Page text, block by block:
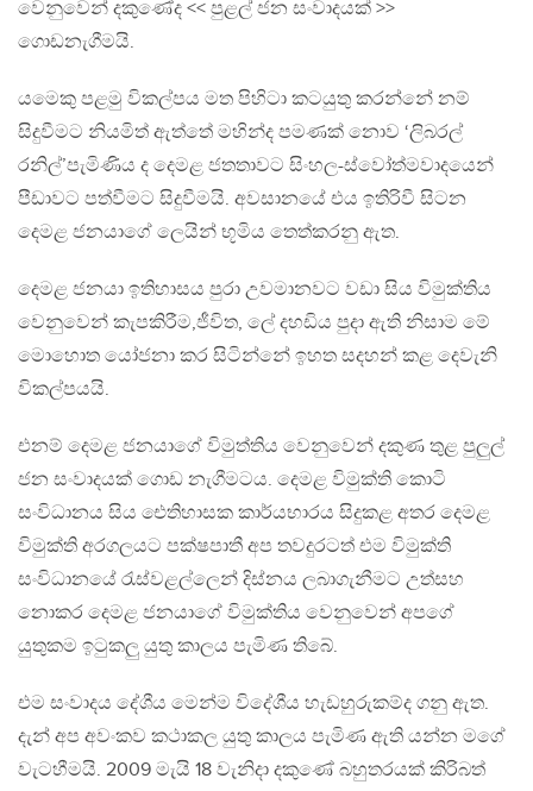
වෙනුවෙන් දකුණේද << පුළල් ජන සංවාදයක් >>
ගොඩනැගීමයි.
යමෙකු පළමු විකල්පය මත පිහිටා කටයුතු කරන්නේ නම්
සිදුවීමට නියමිත් ඇත්තේ මහින්ද පමණක් නොව ‘ලිබරල්
රනිල්’පැමිණිය ද දෙමළ ජතතාවට සිංහල-ස්වෝත්මවාදයෙන්
පීඩාවට පත්වීමට සිදුවීමයි. අවසානයේ එය ඉතිරිවී සිටන
දෙමළ ජනයාගේ ලෙයින් භූමිය තෙත්කරනු ඇත.
දෙමළ ජනයා ඉතිහාසය පුරා උවමානවට වඩා සිය විමුක්තිය
වෙනුවෙන් කැපකිරීම,ජීවිත, ලේ දහඩිය පුදා ඇති නිසාම මේ
මොහොත යෝජනා කර සිටින්නේ ඉහත සදහන් කළ දෙවැනි
විකල්පයයි.
එනම් දෙමළ ජනයාගේ විමුත්තිය වෙනුවෙන් දකුණ තුළ පුලුල්
ජන සංවාදයක් ගොඩ නැගීමටය. දෙමළ විමුක්ති කොටි
සංවිධානය සිය ඓතිහාසක කාර්යභාරය සිදුකළ අතර දෙමළ
විමුක්ති අරගලයට පක්ෂපාතී අප තවදුරටත් එම විමුක්ති
සංවිධානයේ රැස්වළල්ලෙන් දිස්නය ලබාගැනීමට උත්සහ
නොකර දෙමළ ජනයා​ගේ විමුක්තිය වෙනුවෙන් අපගේ
යුතුකම ඉටුකලු යුතු කාලය පැමිණ තිබේ.
​එම සංවාදය දේශීය මෙන්ම විදේශීය හැඩහුරුකම්ද ගනු ඇත.
දැන් අප අවංකව කථාකල යුතු කාලය පැමිණ ඇති යන්න මගේ
වැටහීමයි. 2009 මැයි 18 වැනිදා දකුණේ බහුතරයක් කිරිබත්